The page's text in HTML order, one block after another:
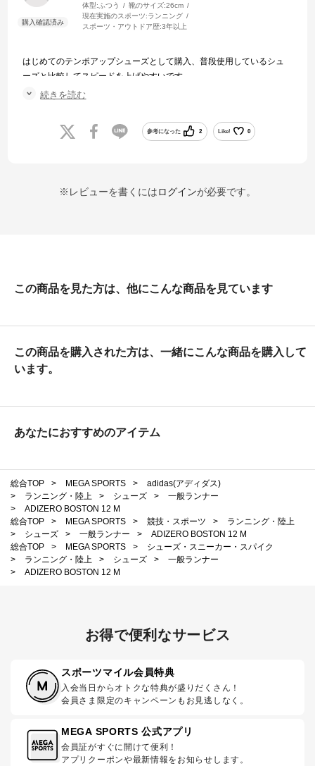
体型:ふつう 靴のサイズ:26cm
現在実施のスポーツ:ランニング
スポーツ・アウトドア歴:3年以上
はじめてのテンポアップシューズとして購入、普段使用しているシュ
ーズと比較してスピードを上げやすいです。
ただ、累積25kmしか使用してないのに、かかと付近のミッドソールに
続きを読む
参考になった 2 Like! 0
※レビューを書くにはログインが必要です。
この商品を見た方は、他にこんな商品を見ています
この商品を購入された方は、一緒にこんな商品を購入して
います。
あなたにおすすめのアイテム
総合TOP > MEGA SPORTS >
adidas(アディダス)
>
ランニング・陸上 > シューズ >
一般ランナー
>
ADIZERO BOSTON 12 M
総合TOP
> MEGA SPORTS > 競技・スポーツ >
ランニング・陸上
>
シューズ > 一般ランナー >
ADIZERO BOSTON 12 M
総合TOP
> MEGA SPORTS >
シューズ・スニーカー・スパイク
>
ランニング・陸上 > シューズ >
一般ランナー
>
ADIZERO BOSTON 12 M
お得で便利なサービス
スポーツマイル会員特典
入会当日からオトクな特典が盛りだくさん！
会員さま限定のキャンペーンもお見逃しなく。
MEGA SPORTS 公式アプリ
会員証がすぐに開けて便利！
アプリクーポンや最新情報をお知らせします。